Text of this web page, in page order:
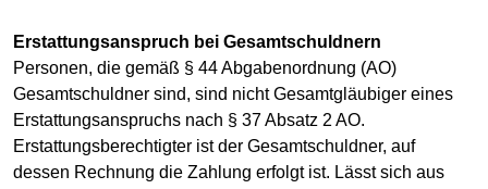
Erstattungsanspruch bei Gesamtschuldnern
Personen, die gemäß § 44 Abgabenordnung (AO)
Gesamtschuldner sind, sind nicht Gesamtgläubiger eines
Erstattungsanspruchs nach § 37 Absatz 2 AO.
Erstattungsberechtigter ist der Gesamtschuldner, auf
dessen Rechnung die Zahlung erfolgt ist. Lässt sich aus